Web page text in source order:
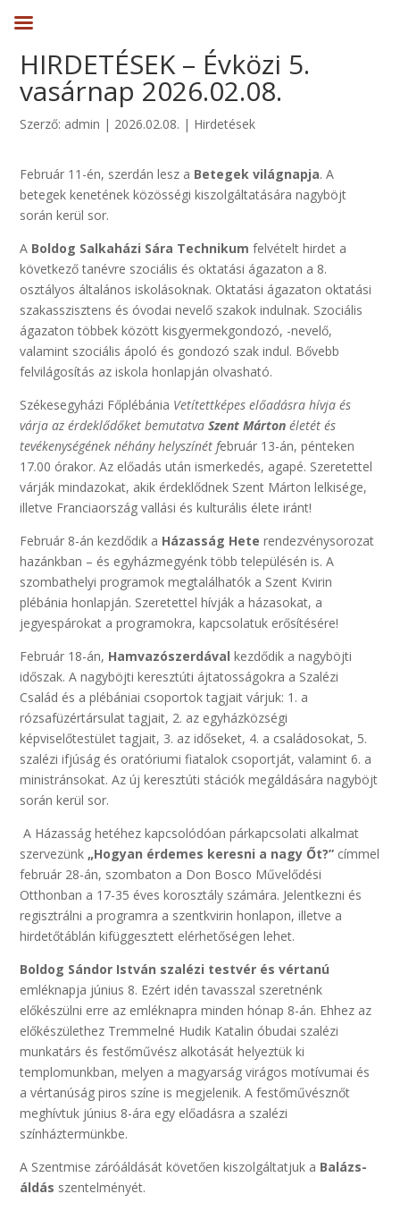
HIRDETÉSEK – Évközi 5.
vasárnap 2026.02.08.
Szerző: admin | 2026.02.08. | Hirdetések
Február 11-én, szerdán lesz a Betegek világnapja. A
betegek kenetének közösségi kiszolgáltatására nagyböjt
során kerül sor.
A Boldog Salkaházi Sára Technikumfelvételt hirdet a
következő tanévre szociális és oktatási ágazaton a 8.
osztályos általános iskolásoknak. Oktatási ágazaton oktatási
szakasszisztens és óvodai nevelő szakok indulnak. Szociális
ágazaton többek között kisgyermekgondozó, -nevelő,
valamint szociális ápoló és gondozó szak indul. Bővebb
felvilágosítás az iskola honlapján olvasható.
Székesegyházi Főplébánia Vetítettképes előadásra hívja és
várja az érdeklődőket bemutatvaSzent Márton életét és
tevékenységének néhány helyszínét február 13-án, pénteken
17.00 órakor. Az előadás után ismerkedés, agapé. Szeretettel
várják mindazokat, akik érdeklődnek Szent Márton lelkisége,
illetve Franciaország vallási és kulturális élete iránt!
Február 8-án kezdődik a Házasság Hete rendezvénysorozat
hazánkban – és egyházmegyénk több településén is. A
szombathelyi programok megtalálhatók a Szent Kvirin
plébánia honlapján. Szeretettel hívják a házasokat, a
jegyespárokat a programokra, kapcsolatuk erősítésére!
Február 18-án, Hamvazószerdával kezdődik a nagyböjti
időszak. A nagyböjti keresztúti ájtatosságokra a Szalézi
Család és a plébániai csoportok tagjait várjuk: 1. a
rózsafüzértársulat tagjait, 2. az egyházközségi
képviselőtestület tagjait, 3. az időseket, 4. a családosokat, 5.
szalézi ifjúság és oratóriumi fiatalok csoportját, valamint 6. a
ministránsokat. Az új keresztúti stációk megáldására nagyböjt
során kerül sor.
A Házasság hetéhez kapcsolódóan párkapcsolati alkalmat
szervezünk „Hogyan érdemes keresni a nagy Őt?” címmel
február 28-án, szombaton a Don Bosco Művelődési
Otthonban a 17-35 éves korosztály számára. Jelentkezni és
regisztrálni a programra a szentkvirin honlapon, illetve a
hirdetőtáblán kifüggesztett elérhetőségen lehet.
Boldog Sándor István szalézi testvér és vértanú
emléknapja június 8. Ezért idén tavasszal szeretnénk
előkészülni erre az emléknapra minden hónap 8-án. Ehhez az
előkészülethez Tremmelné Hudik Katalin óbudai szalézi
munkatárs és festőművész alkotását helyeztük ki
templomunkban, melyen a magyarság virágos motívumai és
a vértanúság piros színe is megjelenik. A festőművésznőt
meghívtuk június 8-ára egy előadásra a szalézi
színháztermünkbe.
A Szentmise záróáldását követően kiszolgáltatjuk a Balázs-
áldás szentelményét.